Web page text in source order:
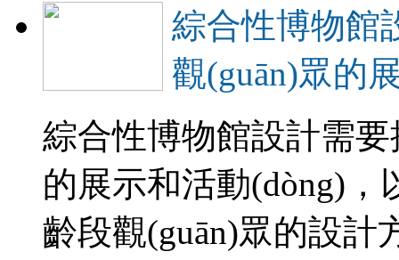
綜合性博物館
觀(guān)眾的
綜合性博物館設計需
的展示和活動
齡段觀(guān)眾的設計